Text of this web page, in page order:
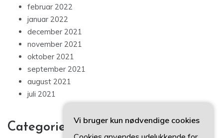
februar 2022
januar 2022
december 2021
november 2021
oktober 2021
september 2021
august 2021
juli 2021
Categories
Vi bruger kun nødvendige cookies